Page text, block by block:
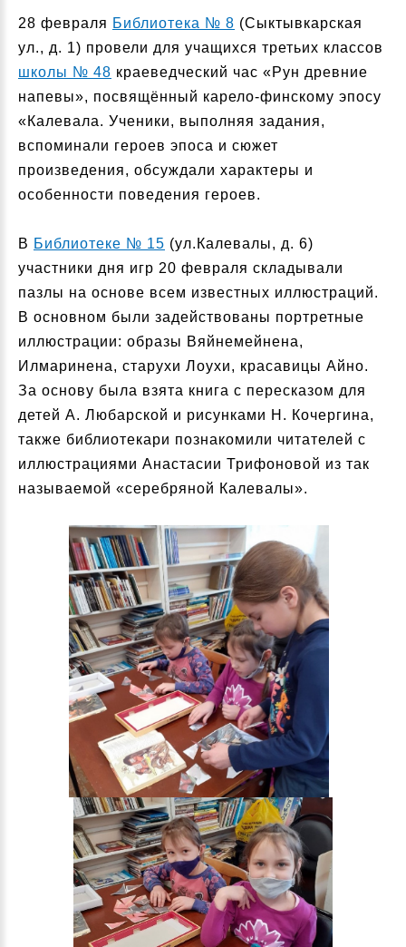
28 февраля Библиотека № 8 (Сыктывкарская
ул., д. 1) провели для учащихся третьих классов
школы № 48 краеведческий час «Рун древние
напевы», посвящённый карело-финскому эпосу
«Калевала. Ученики, выполняя задания,
вспоминали героев эпоса и сюжет
произведения, обсуждали характеры и
особенности поведения героев.
В Библиотеке № 15 (ул.Калевалы, д. 6)
участники дня игр 20 февраля складывали
пазлы на основе всем известных иллюстраций.
В основном были задействованы портретные
иллюстрации: образы Вяйнемейнена,
Илмаринена, старухи Лоухи, красавицы Айно.
За основу была взята книга с пересказом для
детей А. Любарской и рисунками Н. Кочергина,
также библиотекари познакомили читателей с
иллюстрациями Анастасии Трифоновой из так
называемой «серебряной Калевалы».